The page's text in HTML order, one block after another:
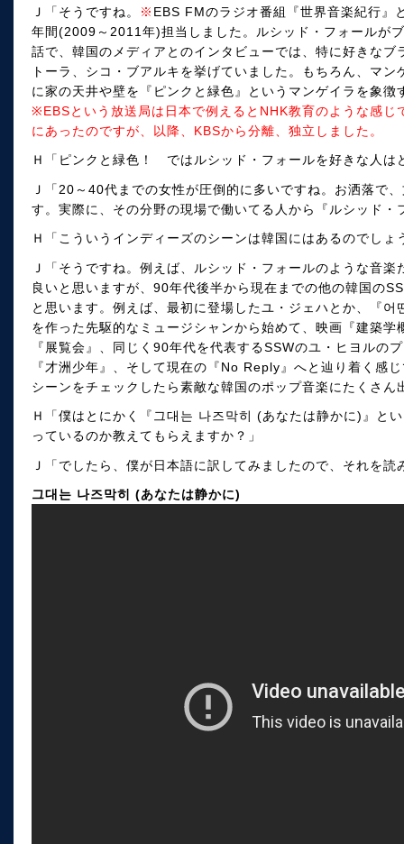
Ｊ「そうですね。 ※ EBS FMのラジオ番組『世界音楽紀行』
年間(2009～2011年)担当しました。ルシッド・フォールが
話で、韓国のメディアとのインタビューでは、特に好きな
トーラ、シコ・ブアルキを挙げていました。もちろん、マ
に家の天井や壁を『ピンクと緑色』というマンゲイラを象
※EBSという放送局は日本で例えるとNHK教育のような感じ
にあったのですが、以降、KBSから分離、独立しました。
Ｈ「ピンクと緑色！ ではルシッド・フォールを好きな人は
Ｊ「20～40代までの女性が圧倒的に多いですね。お洒落で
す。実際に、その分野の現場で働いてる人から『ルシッド
Ｈ「こういうインディーズのシーンは韓国にはあるのでしょ
Ｊ「そうですね。例えば、ルシッド・フォールのような音
良いと思いますが、90年代後半から現在までの他の韓国の
と思います。例えば、最初に登場したユ・ジェハとか、『
を作った先駆的なミュージシャンから始めて、映画『建築
『展覧会』、同じく90年代を代表するSSWのユ・ヒヨルの
『才洲少年』、そして現在の『No Reply』へと辿り着く感
シーンをチェックしたら素敵な韓国のポップ音楽にたくさん
Ｈ「僕はとにかく『그대는 나즈막히 (あなたは静かに)』と
っているのか教えてもらえますか？」
Ｊ「でしたら、僕が日本語に訳してみましたので、それを
그대는 나즈막히 (あなたは静かに)